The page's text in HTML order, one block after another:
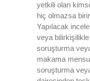
yetkili olan
hiç olmazsa
Yapılacak
veya
soruşturma
makama
soruşturma